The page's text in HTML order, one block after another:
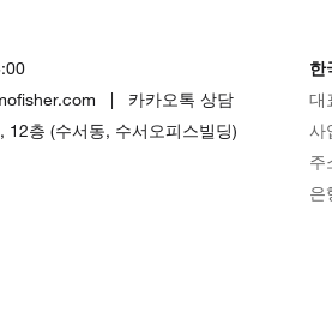
| 카카오톡 상담
층 (수서동, 수서오피스빌딩)
한
대
사
주
은